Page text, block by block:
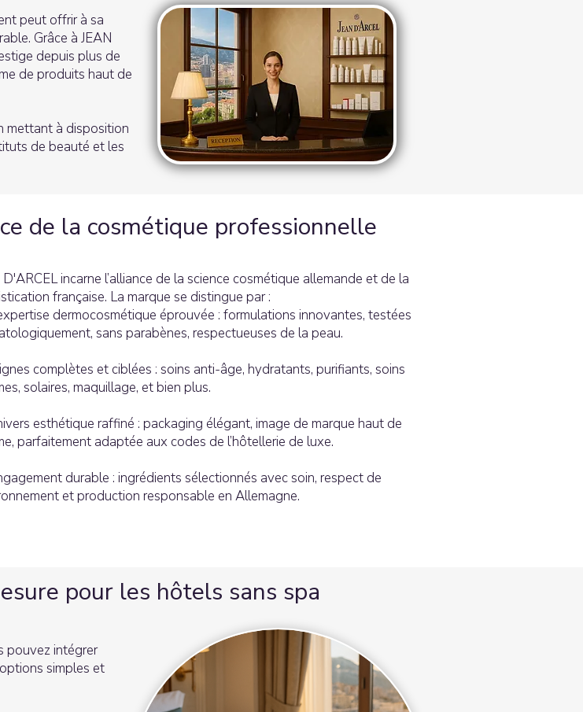
peut offrir à sa
Grâce à JEAN
depuis plus de
de produits haut de
mettant à disposition
de beauté et les
de la cosmétique professionnelle
D'ARCEL incarne l’alliance de la science cosmétique allemande et de la
française. La marque se distingue par :
dermocosmétique éprouvée : formulations innovantes, testées
sans parabènes, respectueuses de la peau.
complètes et ciblées : soins anti-âge, hydratants, purifiants, soins
solaires, maquillage, et bien plus.
esthétique raffiné : packaging élégant, image de marque haut de
parfaitement adaptée aux codes de l’hôtellerie de luxe.
durable : ingrédients sélectionnés avec soin, respect de
et production responsable en Allemagne.
pour les hôtels sans spa
pouvez intégrer
simples et